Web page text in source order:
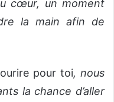
cœur, un moment
la main afin de
pour toi, nous
la chance d’aller